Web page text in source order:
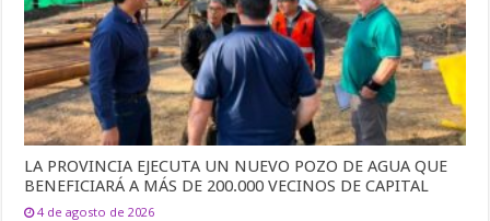
LA PROVINCIA EJECUTA UN NUEVO POZO DE AGUA QUE
BENEFICIARÁ A MÁS DE 200.000 VECINOS DE CAPITAL
4 de agosto de 2026